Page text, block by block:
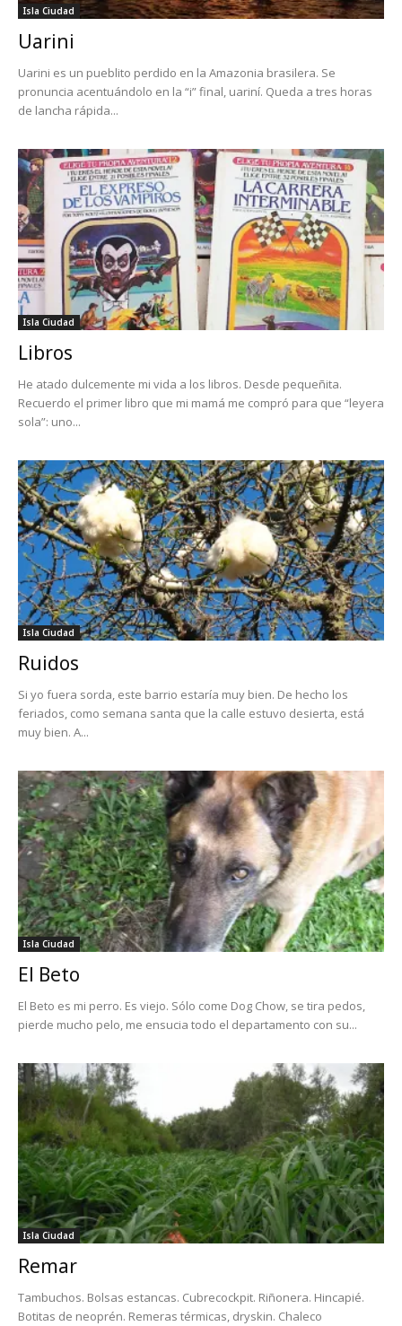
Isla Ciudad
Uarini
Uarini es un pueblito perdido en la Amazonia brasilera. Se
pronuncia acentuándolo en la “i” final, uariní. Queda a tres horas
de lancha rápida...
Isla Ciudad
Libros
He atado dulcemente mi vida a los libros. Desde pequeñita.
Recuerdo el primer libro que mi mamá me compró para que “leyera
sola”: uno...
Isla Ciudad
Ruidos
Si yo fuera sorda, este barrio estaría muy bien. De hecho los
feriados, como semana santa que la calle estuvo desierta, está
muy bien. A...
Isla Ciudad
El Beto
El Beto es mi perro. Es viejo. Sólo come Dog Chow, se tira pedos,
pierde mucho pelo, me ensucia todo el departamento con su...
Isla Ciudad
Remar
Tambuchos. Bolsas estancas. Cubrecockpit. Riñonera. Hincapié.
Botitas de neoprén. Remeras térmicas, dryskin. Chaleco